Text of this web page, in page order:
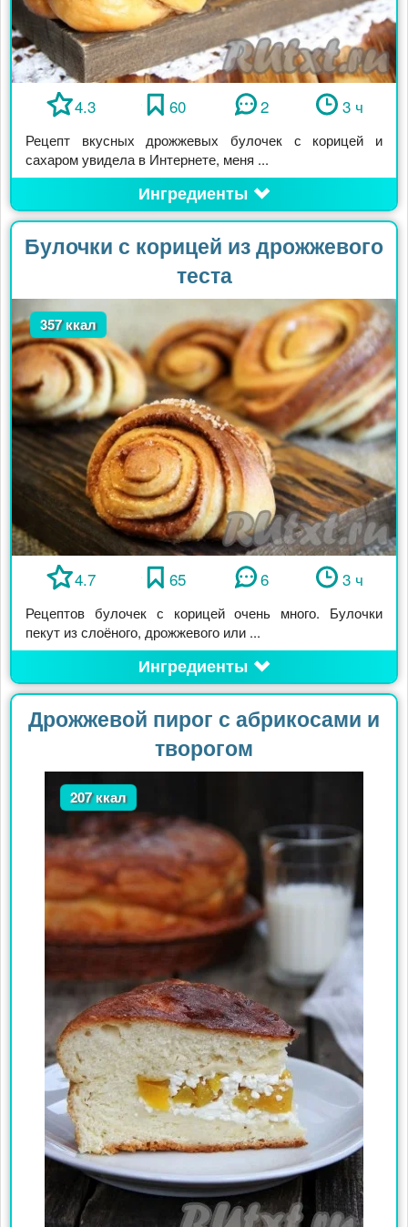
4.3 60 2 3 ч
Рецепт вкусных дрожжевых булочек с корицей и
сахаром увидела в Интернете, меня ...
Ингредиенты
Булочки с корицей из дрожжевого
теста
357 ккал
4.7 65 6 3 ч
Рецептов булочек с корицей очень много. Булочки
пекут из слоёного, дрожжевого или ...
Ингредиенты
Дрожжевой пирог с абрикосами и
творогом
207 ккал